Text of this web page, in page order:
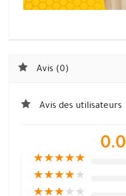
Avis (0)
Avis des utilisateurs
0.0
★★★★★
★★★★★